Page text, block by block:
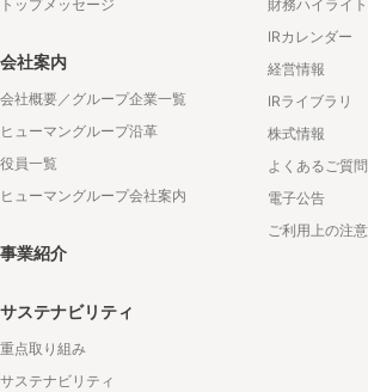
トップメッセージ
会社案内
会社概要／グループ企業一覧
ヒューマングループ沿革
役員一覧
ヒューマングループ会社案内
事業紹介
サステナビリティ
重点取り組み
サステナビリティ
財務ハイライト
IRカレンダー
経営情報
IRライブラリ
株式情報
よくあるご質問
電子公告
ご利用上の注